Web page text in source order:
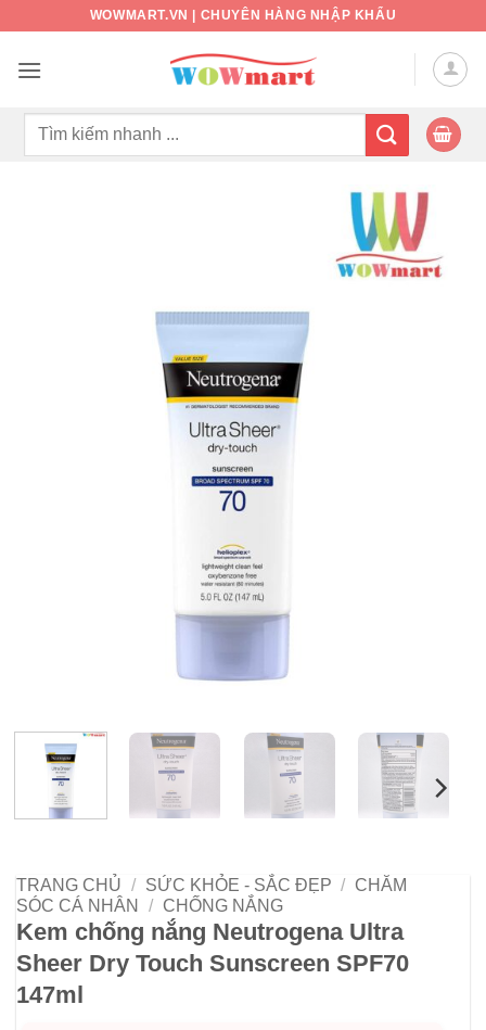
nội
WOWMART.VN | CHUYÊN HÀNG NHẬP KHẨU
Tìm
TRANG CHỦ / SỨC KHỎE - SẮC ĐẸP / CHĂM
SÓC CÁ NHÂN
/ CHỐNG NẮNG
Kem chống nắng Neutrogena Ultra
Sheer Dry Touch Sunscreen SPF70
147ml